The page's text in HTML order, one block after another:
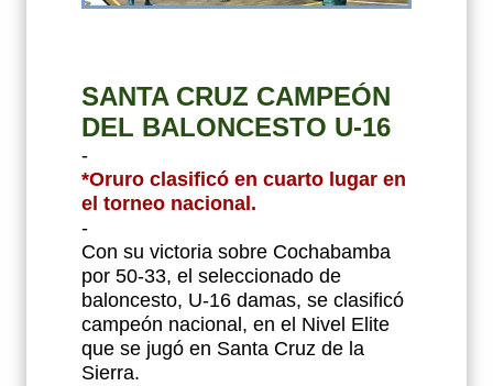
SANTA CRUZ CAMPEÓN
DEL BALONCESTO U-16
-
*Oruro clasificó en cuarto lugar en
el torneo nacional.
-
Con su victoria sobre Cochabamba
por 50-33, el seleccionado de
baloncesto, U-16 damas, se clasificó
campeón nacional, en el Nivel Elite
que se jugó en Santa Cruz de la
Sierra.